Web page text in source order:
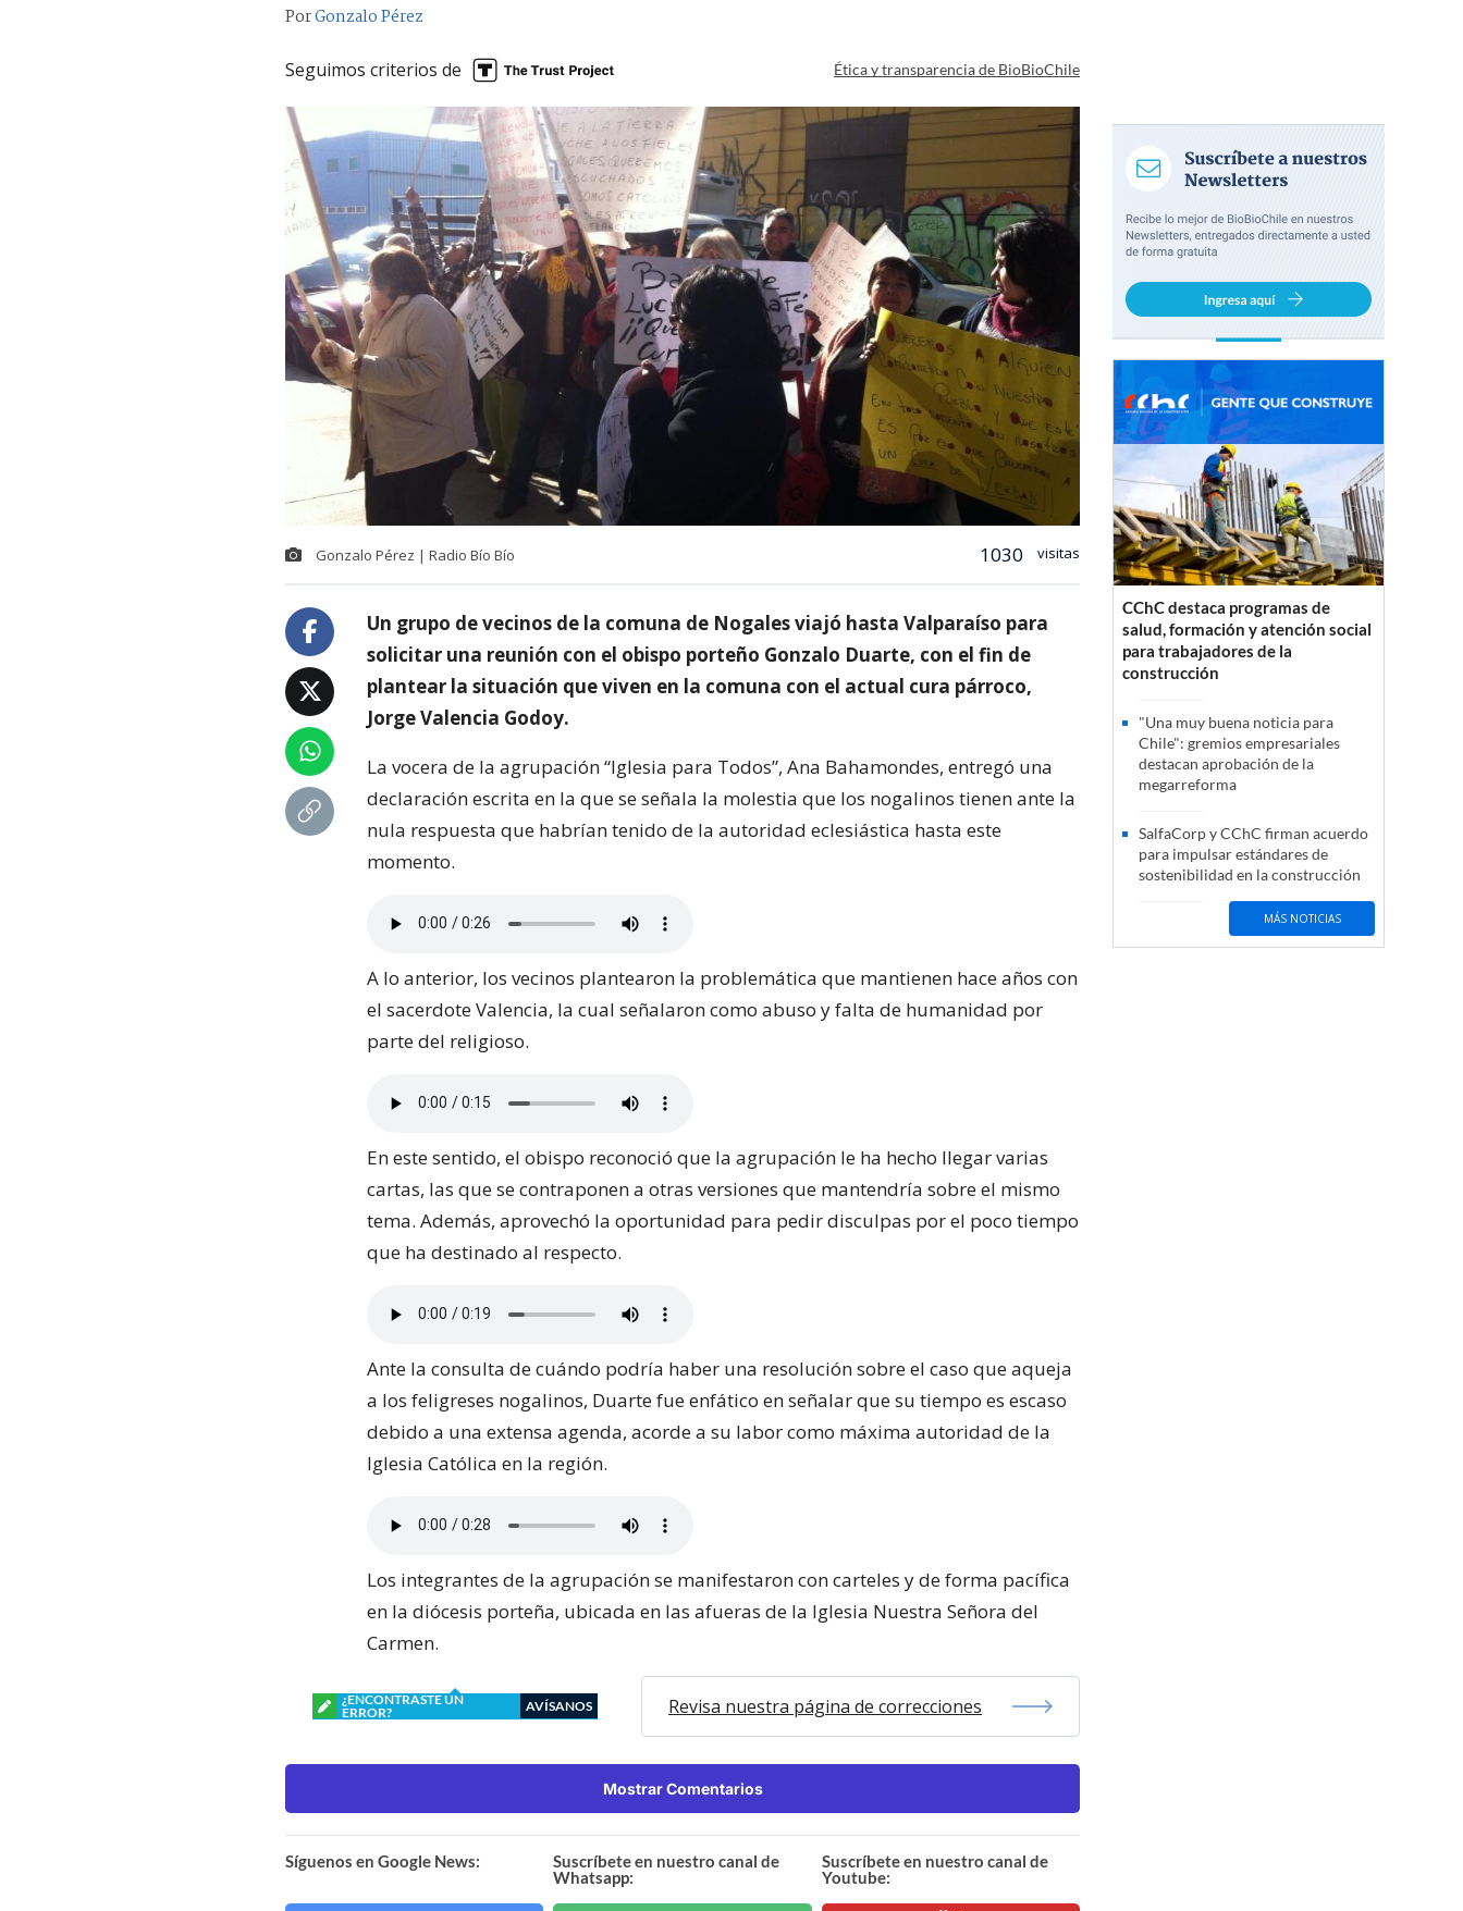
PorGonzalo Pérez
Seguimos criterios de Ética y transparencia de BioBioChile
Gonzalo Pérez | Radio Bío Bío 1030 visitas
Un grupo de vecinos de la comuna de Nogales viajó hasta Valparaíso para
solicitar una reunión con el obispo porteño Gonzalo Duarte, con el fin de
plantear la situación que viven en la comuna con el actual cura párroco,
Jorge Valencia Godoy.
La vocera de la agrupación “Iglesia para Todos”, Ana Bahamondes, entregó una
declaración escrita en la que se señala la molestia que los nogalinos tienen ante la
nula respuesta que habrían tenido de la autoridad eclesiástica hasta este
momento.
A lo anterior, los vecinos plantearon la problemática que mantienen hace años con
el sacerdote Valencia, la cual señalaron como abuso y falta de humanidad por
parte del religioso.
En este sentido, el obispo reconoció que la agrupación le ha hecho llegar varias
cartas, las que se contraponen a otras versiones que mantendría sobre el mismo
tema. Además, aprovechó la oportunidad para pedir disculpas por el poco tiempo
que ha destinado al respecto.
Ante la consulta de cuándo podría haber una resolución sobre el caso que aqueja
a los feligreses nogalinos, Duarte fue enfático en señalar que su tiempo es escaso
debido a una extensa agenda, acorde a su labor como máxima autoridad de la
Iglesia Católica en la región.
Los integrantes de la agrupación se manifestaron con carteles y de forma pacífica
en la diócesis porteña, ubicada en las afueras de la Iglesia Nuestra Señora del
Carmen.
¿ENCONTRASTE UN
ERROR?
AVÍSANOS Revisa nuestra página de correcciones
Mostrar Comentarios
Síguenos en Google News:
Suscríbete en nuestro canal de
Whatsapp:
Suscríbete en nuestro canal de
Youtube:
CChC destaca programas de
salud, formación y atención social
para trabajadores de la
construcción
"Una muy buena noticia para
Chile": gremios empresariales
destacan aprobación de la
megarreforma
SalfaCorp y CChC firman acuerdo
para impulsar estándares de
sostenibilidad en la construcción
MÁS NOTICIAS